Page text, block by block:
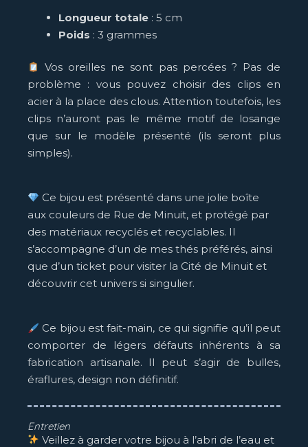
Longueur totale : 5 cm
Poids : 3 grammes
Vos oreilles ne sont pas percées ? Pas de
problème : vous pouvez choisir des clips en
acier à la place des clous. Attention toutefois, les
clips n’auront pas le même motif de losange
que sur le modèle présenté (ils seront plus
simples).
Ce bijou est présenté dans une jolie boîte
aux couleurs de Rue de Minuit, et protégé par
des matériaux recyclés et recyclables. Il
s’accompagne d’un de mes thés préférés, ainsi
que d’un ticket pour visiter la Cité de Minuit et
découvrir cet univers si singulier.
Ce bijou est fait-main, ce qui signifie qu’il peut
comporter de légers défauts inhérents à sa
fabrication artisanale. Il peut s’agir de bulles,
éraflures, design non définitif.
Entretien
Veillez à garder votre bijou à l’abri de l’eau et